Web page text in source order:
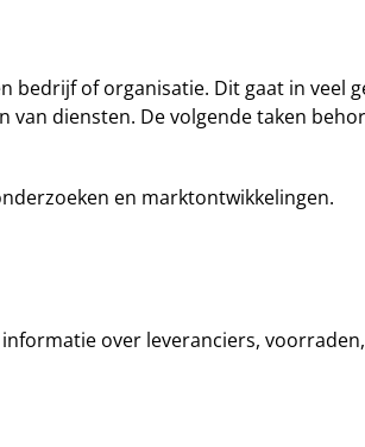
bedrijf of organisatie. Dit gaat in veel
diensten. De volgende taken
en marktontwikkelingen.
over leveranciers,